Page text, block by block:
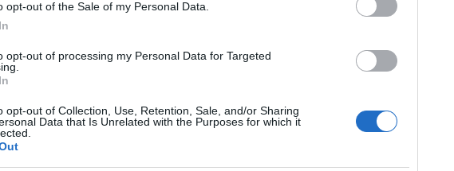
opt-out of the Sale of my Personal Data.
opt-out of processing my Personal Data for Targeted
opt-out of Collection, Use, Retention, Sale, and/or Sharing
Data that Is Unrelated with the Purposes for which it
vecino para reforzar su portería tras el éxito de la
un acuerdo con el Sporting de Portugal para el
años) por unos 4,5 millones de euros. El nuevo
Antonio Adán en la meta del actual campeón de
su proyecto 21/22. El lateral izquierdo volverá